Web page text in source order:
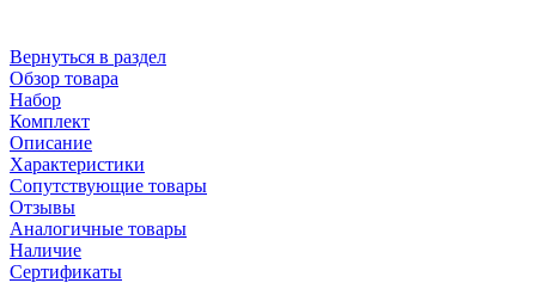
Вернуться в раздел
Обзор товара
Набор
Комплект
Описание
Характеристики
Сопутствующие товары
Отзывы
Аналогичные товары
Наличие
Сертификаты